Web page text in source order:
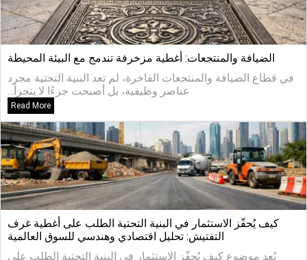
الضيافة والمنتجعات: أغطية مزخرفة تندمج مع البيئة المحيطة
في قطاع الضيافة والمنتجعات الفاخرة، لم تعد البنية التحتية مجرد
عناصر وظيفية، بل أصبحت جزءًا لا يتجزأ...
Read More
كيف يُحفّز الاستثمار في البنية التحتية الطلب على أغطية غرف
التفتيش: تحليل اقتصادي وهندسي للسوق العالمية
يُعد موضوع كيف يُحفّز الاستثمار في البنية التحتية الطلب على